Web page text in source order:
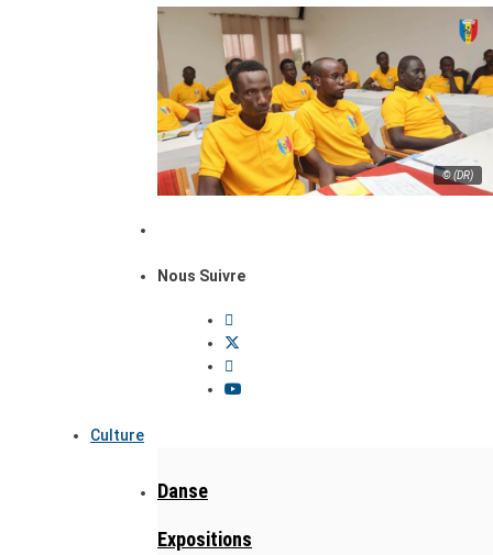
© (DR)
Nous Suivre
Culture
Danse
Expositions